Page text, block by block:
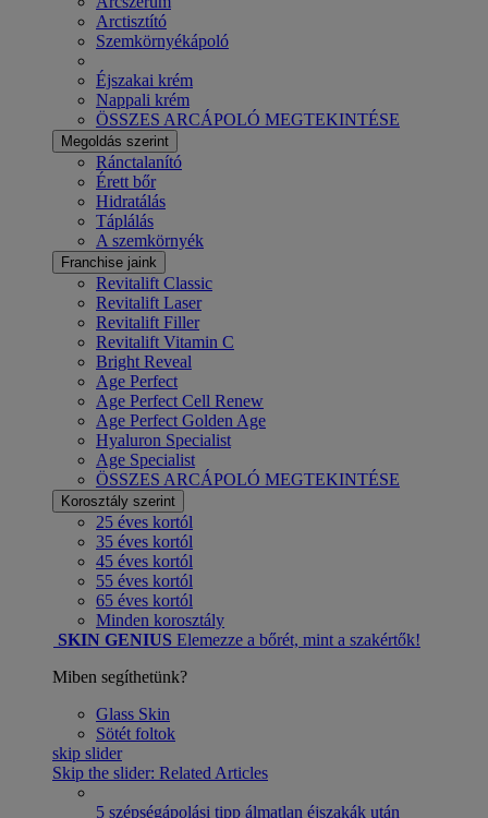
Arctisztító
Szemkörnyékápoló
Éjszakai krém
Nappali krém
ÖSSZES ARCÁPOLÓ MEGTEKINTÉSE
Megoldás szerint
Ránctalanító
Érett bőr
Hidratálás
Táplálás
A szemkörnyék
Franchise jaink
Revitalift Classic
Revitalift Laser
Revitalift Filler
Revitalift Vitamin C
Bright Reveal
Age Perfect
Age Perfect Cell Renew
Age Perfect Golden Age
Hyaluron Specialist
Age Specialist
ÖSSZES ARCÁPOLÓ MEGTEKINTÉSE
Korosztály szerint
25 éves kortól
35 éves kortól
45 éves kortól
55 éves kortól
65 éves kortól
Minden korosztály
SKIN GENIUS Elemezze a bőrét, mint a szakértők!
Miben segíthetünk?
Glass Skin
Sötét foltok
skip slider
Skip the slider: Related Articles
5 szépségápolási tipp álmatlan éjszakák után